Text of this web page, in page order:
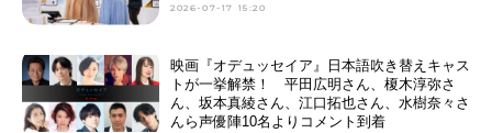
2026-07-17 15:20
映画『オデュッセイア』日本語吹き替えキャス
トが一挙解禁！ 平田広明さん、榎木淳弥さ
ん、坂本真綾さん、江口拓也さん、水樹奈々さ
んら声優陣10名よりコメント到着